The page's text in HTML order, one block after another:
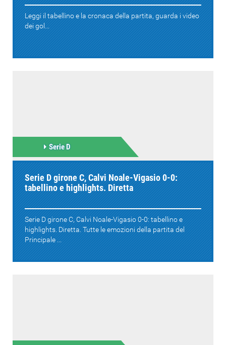
Leggi il tabellino e la cronaca della partita, guarda i video
dei gol...
Serie D
Serie D girone C, Calvi Noale-Vigasio 0-0:
tabellino e highlights. Diretta
Serie D girone C, Calvi Noale-Vigasio 0-0: tabellino e
highlights. Diretta. Tutte le emozioni della partita del
Principale ...